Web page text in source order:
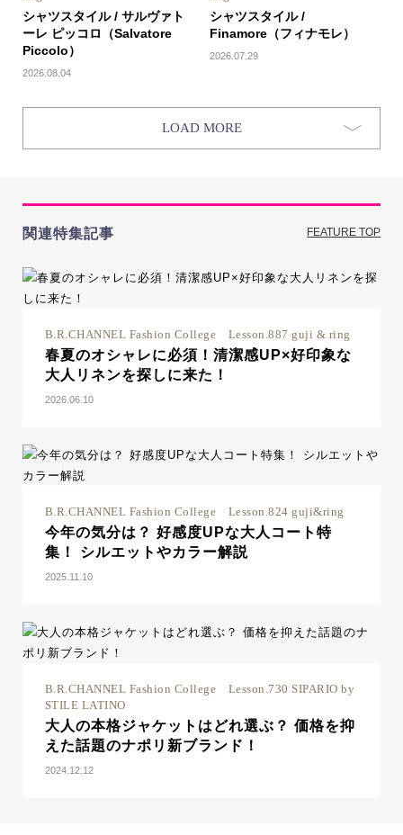
シャツスタイル / サルヴァト
ーレ ピッコロ（Salvatore
Piccolo）
2026.08.04
シャツスタイル /
Finamore（フィナモレ）
2026.07.29
LOAD MORE
関連特集記事 FEATURE TOP
B.R.CHANNEL Fashion College Lesson.887 guji & ring
春夏のオシャレに必須！清潔感UP×好印象な
大人リネンを探しに来た！
2026.06.10
B.R.CHANNEL Fashion College Lesson.824 guji&ring
今年の気分は？ 好感度UPな大人コート特
集！ シルエットやカラー解説
2025.11.10
B.R.CHANNEL Fashion College Lesson.730 SIPARIO by
STILE LATINO
大人の本格ジャケットはどれ選ぶ？ 価格を抑
えた話題のナポリ新ブランド！
2024.12.12